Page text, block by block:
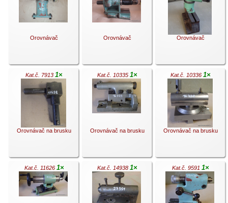
Orovnávač
.
Orovnávač
.
Orovnávač
.
Kat.č. 7913 1×
Orovnávač na brusku
.
Kat.č. 10335 1×
Orovnávač na brusku
.
Kat.č. 10336 1×
Orovnávač na brusku
Kat.č. 11626 1× Kat.č. 14938 1× Kat.č. 9591 1×